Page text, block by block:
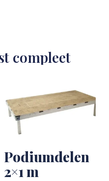
compleet
Podiumdelen
2×1 m